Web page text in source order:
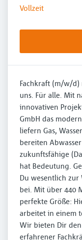
Vollzeit
Fachkraft (m/w/d)
uns. Für alle. Mit
innovativen
GmbH das
liefern Gas,
bereiten
zukunftsfähige
hat Bedeutung.
Du wesentlich
bei. Mit über 440
perfekte Größe:
arbeitet in einem
Wir bieten Dir
erfahrener